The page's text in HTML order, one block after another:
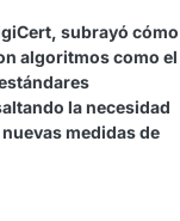
subrayó cómo
algoritmos como el
la necesidad
medidas de